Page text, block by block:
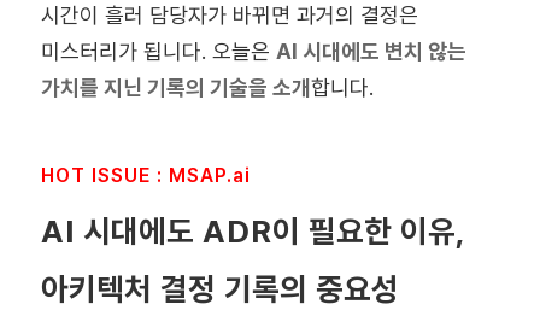
시간이 흘러 담당자가 바뀌면 과거의 결정은
미스터리가 됩니다. 오늘은 AI 시대에도 변치 않는
가치를 지닌 기록의 기술을 소개합니다.
HOT ISSUE : MSAP.ai
AI 시대에도 ADR이 필요한 이유,
아키텍처 결정 기록의 중요성